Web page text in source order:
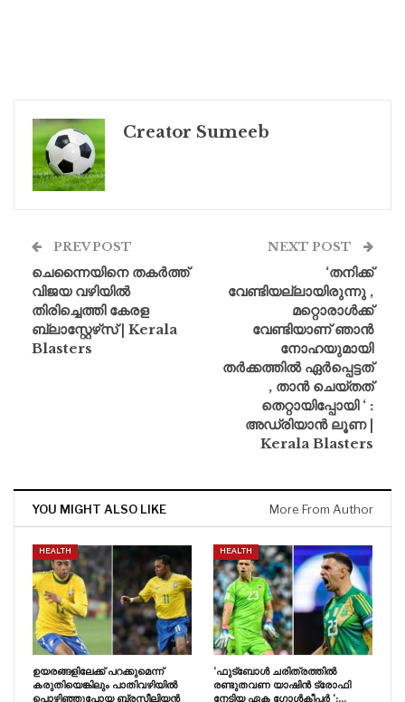
Creator Sumeeb
PREV POST
ചെന്നൈയിനെ തകർത്ത്
വിജയ വഴിയിൽ
തിരിച്ചെത്തി കേരള
ബ്ലാസ്റ്റേഴ്‌സ് | Kerala
Blasters
NEXT POST
‘തനിക്ക്
വേണ്ടിയല്ലായിരുന്നു ,
മറ്റൊരാൾക്ക്
വേണ്ടിയാണ് ഞാൻ
നോഹയുമായി
തർക്കത്തിൽ ഏർപ്പെട്ടത്
, താൻ ചെയ്തത്
തെറ്റായിപ്പോയി ‘ :
അഡ്രിയാൻ ലൂണ |
Kerala Blasters
YOU MIGHT ALSO LIKE More From Author
HEALTH
ഉയരങ്ങളിലേക്ക് പറക്കുമെന്ന്
കരുതിയെങ്കിലും പാതിവഴിയിൽ
പൊഴിഞ്ഞുപോയ ബ്രസീലിയൻ
HEALTH
‘ഫുട്ബോൾ ചരിത്രത്തിൽ
രണ്ടുതവണ യാഷിൻ ട്രോഫി
നേടിയ ഏക ഗോൾകീപ്പർ ‘:…